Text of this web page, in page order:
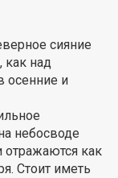
сияние
как над
осенние и
небосводе
отражаются как
Стоит иметь